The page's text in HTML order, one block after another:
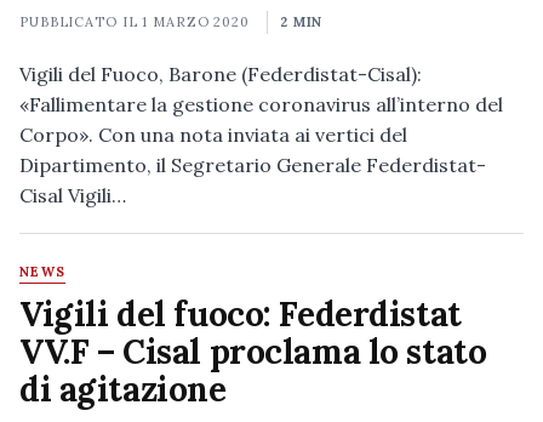
PUBBLICATO IL1 MARZO 2020 2 MIN
Vigili del Fuoco, Barone (Federdistat-Cisal):
«Fallimentare la gestione coronavirus all’interno del
Corpo». Con una nota inviata ai vertici del
Dipartimento, il Segretario Generale Federdistat-
Cisal Vigili…
NEWS
Vigili del fuoco: Federdistat
VV.F – Cisal proclama lo stato
di agitazione